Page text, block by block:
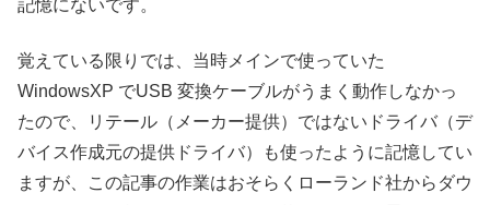
記憶にないです。
覚えている限りでは、当時メインで使っていた
WindowsXP でUSB 変換ケーブルがうまく動作しなかっ
たので、リテール（メーカー提供）ではないドライバ（デ
バイス作成元の提供ドライバ）も使ったように記憶してい
ますが、この記事の作業はおそらくローランド社からダウ